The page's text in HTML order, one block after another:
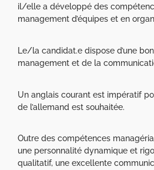
il/elle a développé des
management d’équipes et en
Le/la candidat.e dispose d’une
management et de la
Un anglais courant est impératif
de l’allemand est souhaitée.
Outre des compétences
une personnalité dynamique et
qualitatif, une excellente